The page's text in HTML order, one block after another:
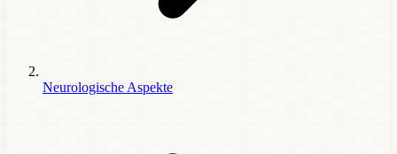
Neurologische Aspekte